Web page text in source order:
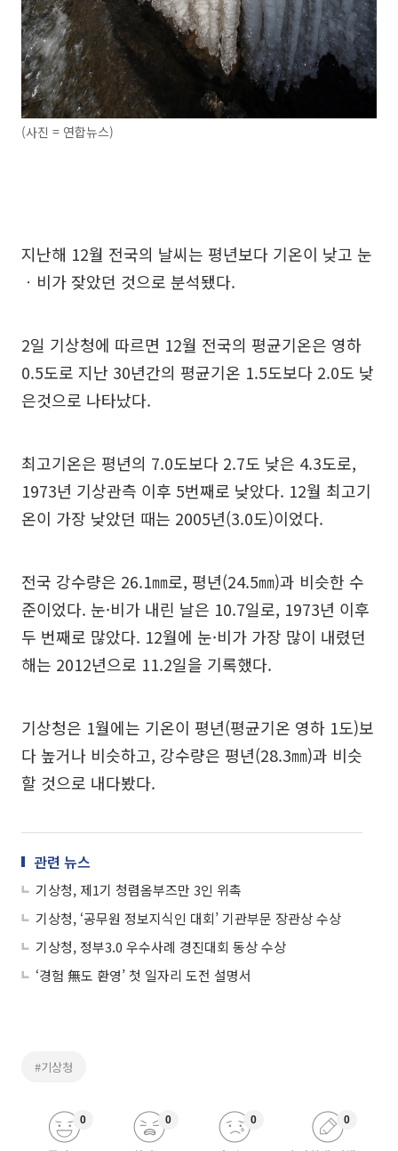
(사진 = 연합뉴스)
지난해 12월 전국의 날씨는 평년보다 기온이 낮고 눈
ㆍ비가 잦았던 것으로 분석됐다.
2일 기상청에 따르면 12월 전국의 평균기온은 영하
0.5도로 지난 30년간의 평균기온 1.5도보다 2.0도 낮
은것으로 나타났다.
최고기온은 평년의 7.0도보다 2.7도 낮은 4.3도로,
1973년 기상관측 이후 5번째로 낮았다. 12월 최고기
온이 가장 낮았던 때는 2005년(3.0도)이었다.
전국 강수량은 26.1㎜로, 평년(24.5㎜)과 비슷한 수
준이었다. 눈·비가 내린 날은 10.7일로, 1973년 이후
두 번째로 많았다. 12월에 눈·비가 가장 많이 내렸던
해는 2012년으로 11.2일을 기록했다.
기상청은 1월에는 기온이 평년(평균기온 영하 1도)보
다 높거나 비슷하고, 강수량은 평년(28.3㎜)과 비슷
할 것으로 내다봤다.
관련 뉴스
기상청, 제1기 청렴옴부즈만 3인 위촉
기상청, ‘공무원 정보지식인 대회’ 기관부문 장관상 수상
기상청, 정부3.0 우수사례 경진대회 동상 수상
‘경험 無도 환영’ 첫 일자리 도전 설명서
#기상청
0 0 0 0